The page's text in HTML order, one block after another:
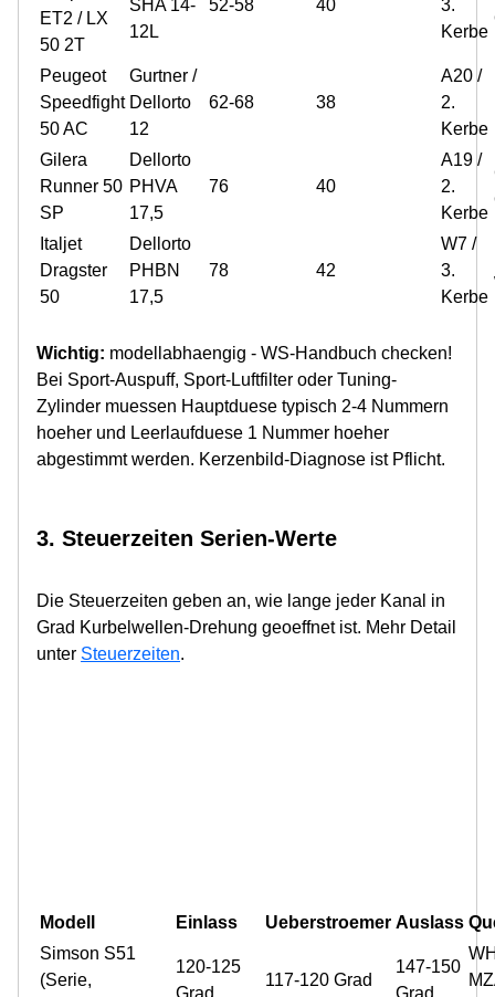
ET2 / LX
50 2T
SHA 14-
12L
52-58 40
3.
Kerbe
Peugeot
Speedfight
50 AC
Gurtner /
Dellorto
12
62-68 38
A20 /
2.
Kerbe
Gilera
Runner 50
SP
Dellorto
PHVA
17,5
76 40
A19 /
2.
Kerbe
Italjet
Dragster
50
Dellorto
PHBN
17,5
78 42
W7 /
3.
Kerbe
Wichtig: modellabhaengig - WS-Handbuch checken!
Bei Sport-Auspuff, Sport-Luftfilter oder Tuning-
Zylinder muessen Hauptduese typisch 2-4 Nummern
hoeher und Leerlaufduese 1 Nummer hoeher
abgestimmt werden. Kerzenbild-Diagnose ist Pflicht.
3. Steuerzeiten Serien-Werte
Die Steuerzeiten geben an, wie lange jeder Kanal in
Grad Kurbelwellen-Drehung geoeffnet ist. Mehr Detail
unter Steuerzeiten.
Modell Einlass Ueberstroemer Auslass
Simson S51
(Serie,
120-125
Grad
117-120 Grad
147-150
Grad